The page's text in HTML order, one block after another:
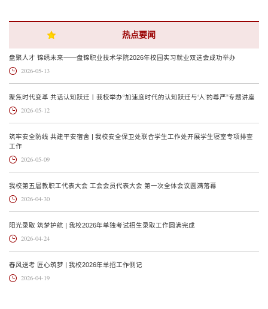
热点要闻
盘聚人才 锦绣未来——盘锦职业技术学院2026年校园实习就业双选会成功举办
2026-05-13
聚焦时代变革 共话认知跃迁丨我校举办“加速度时代的认知跃迁与‘人’的尊严”专题讲座
2026-05-12
筑牢安全防线 共建平安宿舍 | 我校安全保卫处联合学生工作处开展学生寝室专项排查
工作
2026-05-09
我校第五届教职工代表大会 工会会员代表大会 第一次全体会议圆满落幕
2026-04-30
阳光录取 筑梦护航 | 我校2026年单独考试招生录取工作圆满完成
2026-04-24
春风送考 匠心筑梦 | 我校2026年单招工作侧记
2026-04-19